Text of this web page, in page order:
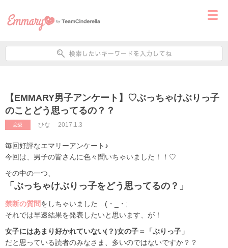
【EMMARY男子アンケート】♡ぶっちゃけぶりっ子
のことどう思ってるの？？
恋愛 ひな 2017.1.3
毎回好評なエマリーアンケート♪
今回は、男子の皆さんに色々聞いちゃいました！！♡
その中の一つ、
「ぶっちゃけぶりっ子をどう思ってるの？」
禁断の質問をしちゃいました…(・_・;
それでは早速結果を発表したいと思います、が！
女子にはあまり好かれていない(？)女の子＝「ぶりっ子」
だと思っている読者のみなさま、多いのではないですか？？